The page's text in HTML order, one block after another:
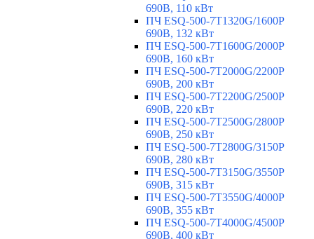
690В, 110 кВт
ПЧ ESQ-500-7T1320G/1600P
690В, 132 кВт
ПЧ ESQ-500-7T1600G/2000P
690В, 160 кВт
ПЧ ESQ-500-7T2000G/2200P
690В, 200 кВт
ПЧ ESQ-500-7T2200G/2500P
690В, 220 кВт
ПЧ ESQ-500-7T2500G/2800P
690В, 250 кВт
ПЧ ESQ-500-7T2800G/3150P
690В, 280 кВт
ПЧ ESQ-500-7T3150G/3550P
690В, 315 кВт
ПЧ ESQ-500-7T3550G/4000P
690В, 355 кВт
ПЧ ESQ-500-7T4000G/4500P
690В, 400 кВт